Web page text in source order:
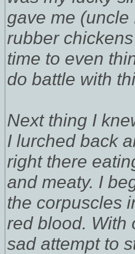
gave me
rubber
time to even
do battle with
Next thing I
I lurched back
right there
and meaty. I
the corpuscles
red blood. With
sad attempt to